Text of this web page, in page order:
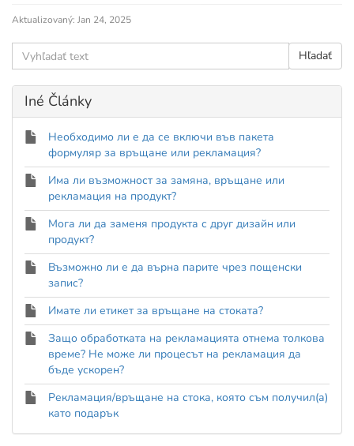
Aktualizovaný: Jan 24, 2025
Iné Články
Необходимо ли е да се включи във пакета
формуляр за връщане или рекламация?
Има ли възможност за замяна, връщане или
рекламация на продукт?
Мога ли да заменя продукта с друг дизайн или
продукт?
Възможно ли е да върна парите чрез пощенски
запис?
Имате ли етикет за връщане на стоката?
Защо обработката на рекламацията отнема толкова
време? Не може ли процесът на рекламация да
бъде ускорен?
Рекламация/връщане на стока, която съм получил(а)
като подарък